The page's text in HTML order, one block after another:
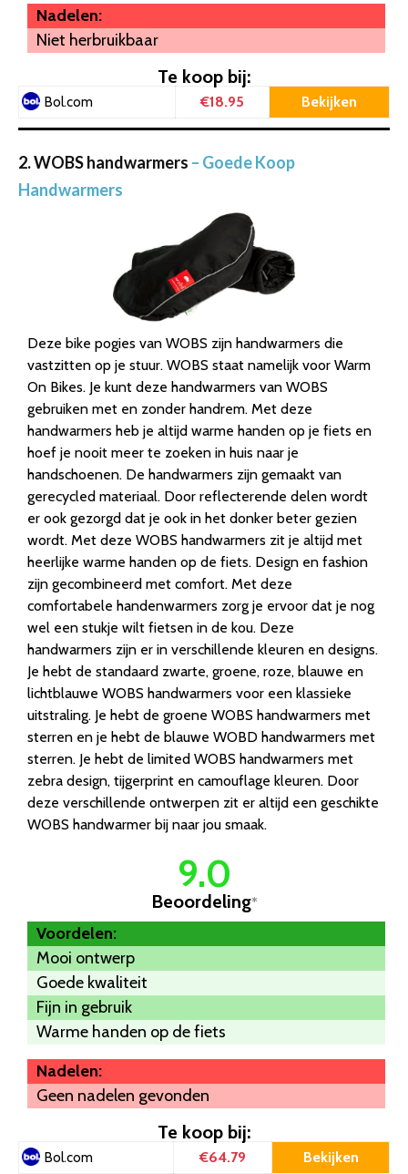
Nadelen:
Niet herbruikbaar
Te koop bij:
Bol.com €18.95 Bekijken
2. WOBS handwarmers – Goede Koop
Handwarmers
Deze bike pogies van WOBS zijn handwarmers die
vastzitten op je stuur. WOBS staat namelijk voor Warm
On Bikes. Je kunt deze handwarmers van WOBS
gebruiken met en zonder handrem. Met deze
handwarmers heb je altijd warme handen op je fiets en
hoef je nooit meer te zoeken in huis naar je
handschoenen. De handwarmers zijn gemaakt van
gerecycled materiaal. Door reflecterende delen wordt
er ook gezorgd dat je ook in het donker beter gezien
wordt. Met deze WOBS handwarmers zit je altijd met
heerlijke warme handen op de fiets. Design en fashion
zijn gecombineerd met comfort. Met deze
comfortabele handenwarmers zorg je ervoor dat je nog
wel een stukje wilt fietsen in de kou. Deze
handwarmers zijn er in verschillende kleuren en designs.
Je hebt de standaard zwarte, groene, roze, blauwe en
lichtblauwe WOBS handwarmers voor een klassieke
uitstraling. Je hebt de groene WOBS handwarmers met
sterren en je hebt de blauwe WOBD handwarmers met
sterren. Je hebt de limited WOBS handwarmers met
zebra design, tijgerprint en camouflage kleuren. Door
deze verschillende ontwerpen zit er altijd een geschikte
WOBS handwarmer bij naar jou smaak.
9.0
Beoordeling*
Voordelen:
Mooi ontwerp
Goede kwaliteit
Fijn in gebruik
Warme handen op de fiets
Nadelen:
Geen nadelen gevonden
Te koop bij:
Bol.com €64.79 Bekijken